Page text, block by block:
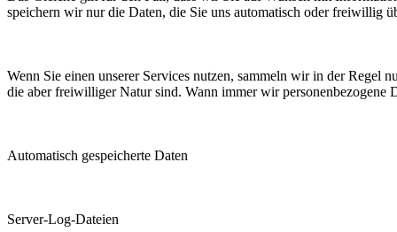
speichern wir nur die Daten, die Sie uns automatisch oder freiwillig
Wenn Sie einen unserer Services nutzen, sammeln wir in der
die aber freiwilliger Natur sind. Wann immer wir personenbezogene
Automatisch gespeicherte Daten
Server-Log-Dateien